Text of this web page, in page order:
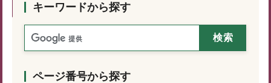
キーワードから探す
ページ番号から探す